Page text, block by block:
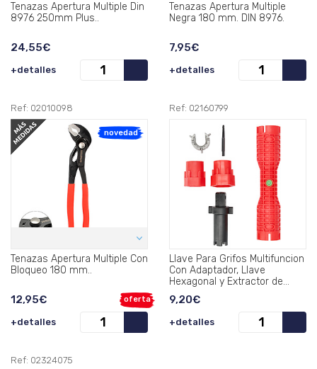
Tenazas Apertura Multiple Din
8976 250mm Plus..
24,55€
+detalles
Tenazas Apertura Multiple
Negra 180 mm. DIN 8976.
7,95€
+detalles
Ref: 02010098
novedad
Tenazas Apertura Multiple Con
Bloqueo 180 mm..
oferta
12,95€
+detalles
Ref: 02160799
Llave Para Grifos Multifuncion
Con Adaptador, Llave
Hexagonal y Extractor de
Tornillos.
9,20€
+detalles
Ref: 02324075